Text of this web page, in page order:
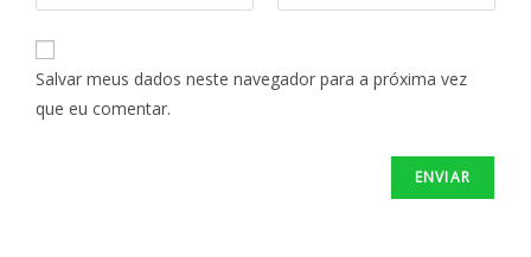
Salvar meus dados neste navegador para a próxima vez
que eu comentar.